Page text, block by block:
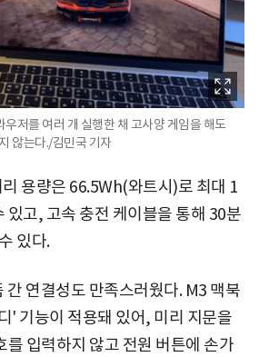
우저를 여러 개 실행한 채 고사양 게임을 해도
않는다./김민국 기자
용량은 66.5Wh(와트시)로 최대 1
있고, 고속 충전 케이블을 통해 30분
있다.
간 연결성도 만족스러웠다. M3 맥북
' 기능이 적용돼 있어, 미리 지문을
를 입력하지 않고 전원 버튼에 손가